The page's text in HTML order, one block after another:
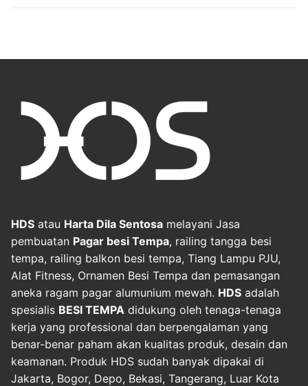
HDS atau Harta Dila Sentosa melayani Jasa
pembuatan Pagar besi Tempa, railing tangga besi
tempa, railing balkon besi tempa, Tiang Lampu PJU,
Alat Fitness, Ornamen Besi Tempa dan pemasangan
aneka ragam pagar alumunium mewah. HDS adalah
spesialis BESI TEMPA didukung oleh tenaga-tenaga
kerja yang professional dan berpengalaman yang
benar-benar paham akan kualitas produk, desain dan
keamanan. Produk HDS sudah banyak dipakai di
Jakarta, Bogor, Depo, Bekasi, Tangerang, Luar Kota